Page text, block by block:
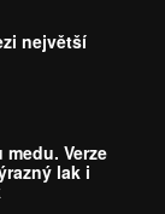
největší
Verze
lak i